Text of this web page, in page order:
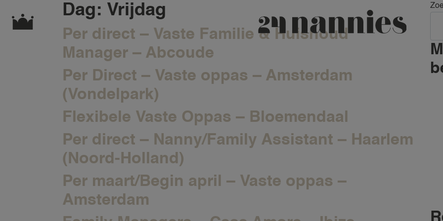
Dag: Vrijdag
Per direct – Vaste Familie & Huishoud
Manager – Abcoude
Per Direct – Vaste oppas – Amsterdam
(Vondelpark)
Flexibele Vaste Oppas – Bloemendaal
Per direct – Nanny/Family Assistant – Haarlem
(Noord-Holland)
Per maart/Begin april – Vaste oppas –
Amsterdam